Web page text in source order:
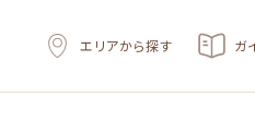
エリアから探す ガ